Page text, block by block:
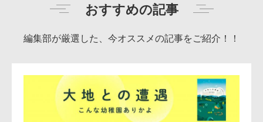
おすすめの記事
編集部が厳選した、今オススメの記事をご紹介！！